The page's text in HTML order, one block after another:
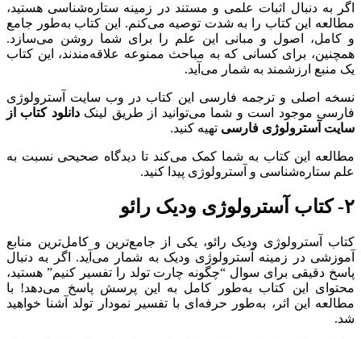
اگر به دنبال اثبات علمی و مستند در زمینه ستاره‌شناسی هستید،
مطالعه این کتاب را به شدت توصیه می‌کنم. این کتاب به‌طور جامع
و کامل، اصول و مبانی این علم را برای شما روشن می‌سازد.
همچنین، برای کسانی که به مباحث ممنوعه علاقه‌مندند، این کتاب
یک منبع ارزشمند به شمار می‌آید.
نسخه اصلی و ترجمه فارسی این کتاب در وب‌ سایت آسترولوژی
فارسی موجود است و شما می‌توانید از طریق لینکدانلود کتاب از
سایت آسترولوژی فارسی تهیه کنید.
مطالعه این کتاب به شما کمک می‌کند تا دیدگاه صحیحی نسبت به
علم ستاره‌شناسی و آسترولوژی پیدا کنید.
۲- کتاب آسترولوژی ودیک رائو
کتاب آسترولوژی ودیک رائو، یکی از جامع‌ترین و کامل‌ترین منابع
آموزشی در زمینه آسترولوژی ودیک به شمار می‌آید. اگر به دنبال
پاسخ دقیقی برای سوال “چگونه چارت تولد را تفسیر کنیم” هستید،
محتوای این کتاب به‌طور کامل به این پرسش پاسخ می‌دهد! با
مطالعه این اثر، به‌طور حرفه‌ای با تفسیر نمودار تولد آشنا خواهید
شد.